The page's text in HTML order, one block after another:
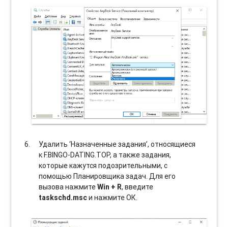
Удалить ‘Назначенные задания’, относящиеся
к F.BINGO-DATING.TOP, а также задания,
которые кажутся подозрительными, с
помощью Планировщика задач. Для его
вызова нажмитеWin + R, введите
taskschd.mscи нажмите ОК.